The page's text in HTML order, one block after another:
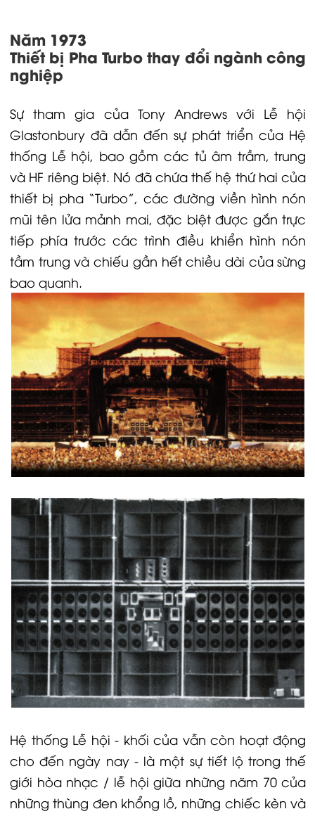
Năm 1973
Thiết bị Pha Turbo thay đổi ngành công
nghiệp
Sự tham gia của Tony Andrews với Lễ hội
Glastonbury đã dẫn đến sự phát triển của Hệ
thống Lễ hội, bao gồm các tủ âm trầm, trung
và HF riêng biệt. Nó đã chứa thế hệ thứ hai của
thiết bị pha “Turbo”, các đường viền hình nón
mũi tên lửa mảnh mai, đặc biệt được gắn trực
tiếp phía trước các trình điều khiển hình nón
tầm trung và chiếu gần hết chiều dài của sừng
bao quanh.
Hệ thống Lễ hội - khối của vẫn còn hoạt động
cho đến ngày nay - là một sự tiết lộ trong thế
giới hòa nhạc / lễ hội giữa những năm 70 của
những thùng đen khổng lồ, những chiếc kèn và